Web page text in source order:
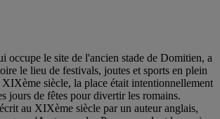
occupe le site de l'ancien stade de Domitien, a
le lieu de festivals, joutes et sports en plein
siècle, la place était intentionnellement
jours de fêtes pour divertir les romains.
au XIXème siècle par un auteur anglais,